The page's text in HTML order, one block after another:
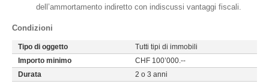
dell’ammortamento indiretto con indiscussi vantaggi fiscali.
Condizioni
Tipo di oggetto
Tutti tipi di immobili
Importo minimo
CHF 100’000.--
Durata
2 o 3 anni